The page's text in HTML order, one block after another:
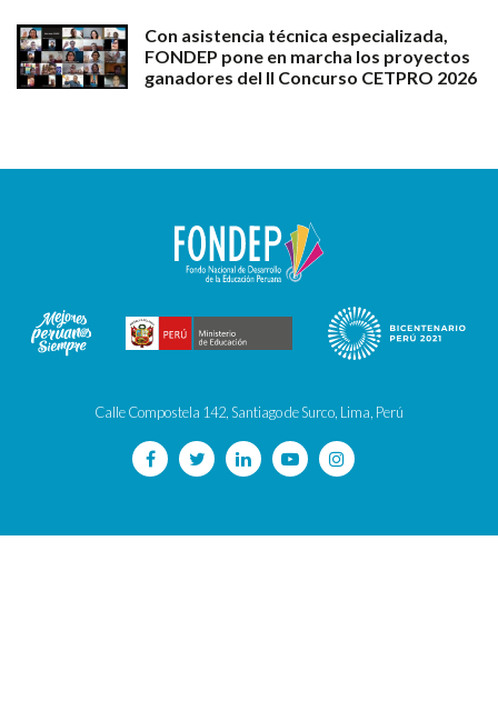
Con asistencia técnica especializada,
FONDEP pone en marcha los proyectos
ganadores del II Concurso CETPRO 2026
Calle Compostela 142, Santiago de Surco, Lima, Perú